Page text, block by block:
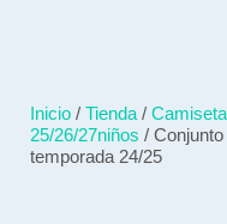
Inicio / Tienda /
25/26/27niños /
temporada 24/25